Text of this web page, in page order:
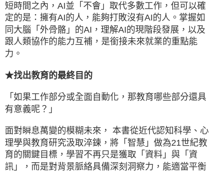
短時間之內，AI並「不會」取代多數工作，但可以確
定的是：擁有AI的人，能夠打敗沒有AI的人。掌握如
同大腦「外骨骼」的AI，理解AI的現階段發展，以及
跟人類協作的能力互補，是銜接未來就業的重點能
力。
★找出教育的最終目的
「如果工作部分或全面自動化，那教育哪些部分還具
有意義呢？」
面對瞬息萬變的模糊未來， 本書從近代認知科學、心
理學與教育研究汲取淬鍊，將「智慧」做為21世紀教
育的關鍵目標，學習不再只是獲取「資料」與「資
訊」，而是對背景脈絡具備深刻洞察力，能適當平衡